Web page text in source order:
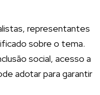
representantes
sobre o tema.
social, acesso a
adotar para garantir